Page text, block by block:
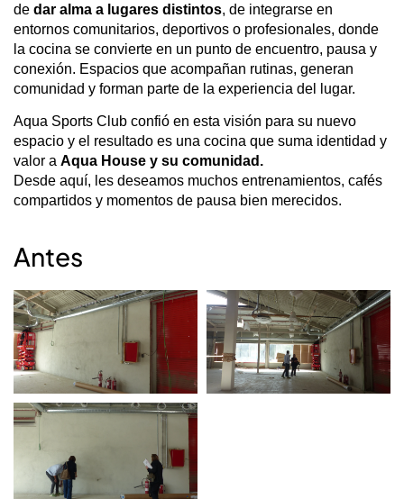
de dar alma a lugares distintos, de integrarse en
entornos comunitarios, deportivos o profesionales, donde
la cocina se convierte en un punto de encuentro, pausa y
conexión. Espacios que acompañan rutinas, generan
comunidad y forman parte de la experiencia del lugar.
Aqua Sports Club confió en esta visión para su nuevo
espacio y el resultado es una cocina que suma identidad y
valor a Aqua House y su comunidad.
Desde aquí, les deseamos muchos entrenamientos, cafés
compartidos y momentos de pausa bien merecidos.
Antes